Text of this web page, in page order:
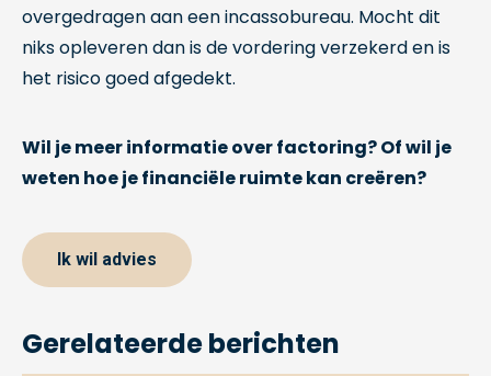
overgedragen aan een incassobureau. Mocht dit
niks opleveren dan is de vordering verzekerd en is
het risico goed afgedekt.
Wil je meer informatie over factoring? Of wil je
weten hoe je financiële ruimte kan creëren?
Ik wil advies
Gerelateerde berichten